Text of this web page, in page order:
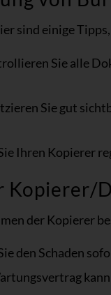
sind einige
Sie alle
Sie gut
Ihren Kopierer
Kopierer/
der Kopierer
den Schaden